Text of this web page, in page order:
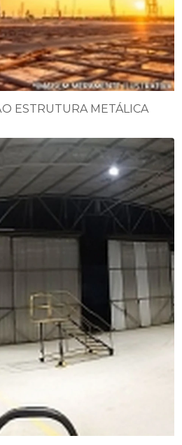
ESTRUTURA METÁLICA